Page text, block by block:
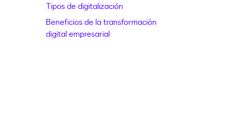
Tipos de digitalización
Beneficios de la transformación
digital empresarial